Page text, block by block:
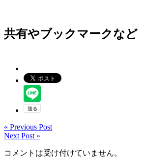
共有やブックマークなど
« Previous Post
Next Post »
コメントは受け付けていません。